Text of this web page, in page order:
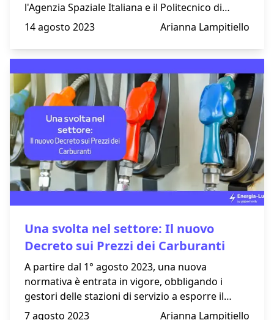
l'Agenzia Spaziale Italiana e il Politecnico di
Milano
14 agosto 2023 Arianna Lampitiello
Una svolta nel settore: Il nuovo
Decreto sui Prezzi dei Carburanti
A partire dal 1° agosto 2023, una nuova
normativa è entrata in vigore, obbligando i
gestori delle stazioni di servizio a esporre il
prezzo medio dei carburanti accanto a quelli
7 agosto 2023 Arianna Lampitiello